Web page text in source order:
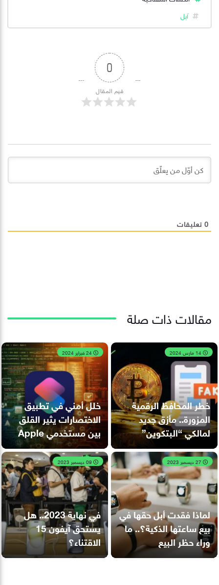
آبل
0
قيم المقال
0 تعليقات
مقالات ذات صلة
خطر المحافظ الرقمية
المزورة.. مأزق جديد
لمالكي “البتكوين”
خلل أمني في تطبيق
الاختصارات يثير القلق
بين مستخدمي Apple
لماذا فقدت أبل حقها في
بيع ساعتها الذكية؟.. ما
وراء حظر البيع
في نهاية 2023.. هل
يستحق آيفون 15
الاقتناء؟